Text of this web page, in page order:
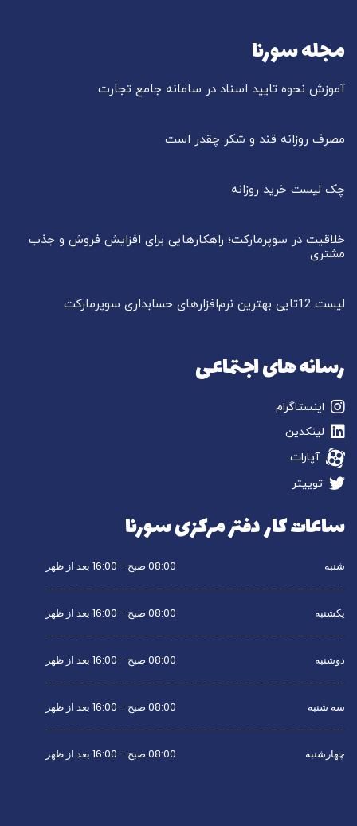
مجله سورنا
آموزش نحوه تایید اسناد در سامانه جامع تجارت
مصرف روزانه قند و شکر چقدر است
چک لیست خرید روزانه
خلاقیت در سوپرمارکت؛ راهکارهایی برای افزایش فروش و جذب
مشتری
لیست 12تایی بهترین نرم‌افزارهای حسابداری سوپرمارکت
رسانه های اجتماعی
اینستاگرام
لینکدین
آپارات
توییتر
ساعات کار دفتر مرکزی سورنا
شنبه 08:00 صبح - 16:00 بعد از ظهر
یکشنبه 08:00 صبح - 16:00 بعد از ظهر
دوشنبه 08:00 صبح - 16:00 بعد از ظهر
سه شنبه 08:00 صبح - 16:00 بعد از ظهر
چهارشنبه 08:00 صبح - 16:00 بعد از ظهر